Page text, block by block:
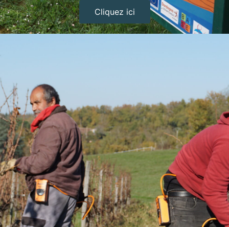
Cliquez ici